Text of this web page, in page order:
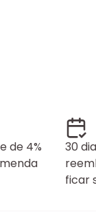
de 4%
30
ficar